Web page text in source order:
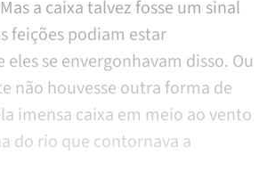
a caixa talvez fosse um sinal
feições podiam estar
eles se envergonhavam disso. Ou
não houvesse outra forma de
imensa caixa em meio ao vento
do rio que contornava a